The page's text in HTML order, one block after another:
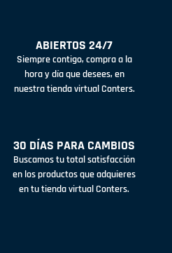
ABIERTOS 24/7
Siempre contigo, compra a la
hora y día que desees, en
nuestra tienda virtual Conters.
30 DÍAS PARA CAMBIOS
Buscamos tu total satisfacción
en los productos que adquieres
en tu tienda virtual Conters.